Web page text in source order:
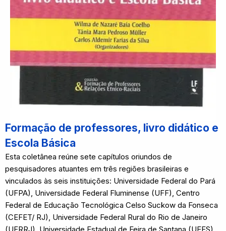
Formação de professores, livro didático e
Escola Básica
Esta coletânea reúne sete capítulos oriundos de
pesquisadores atuantes em três regiões brasileiras e
vinculados às seis instituições: Universidade Federal do Pará
(UFPA), Universidade Federal Fluminense (UFF), Centro
Federal de Educação Tecnológica Celso Suckow da Fonseca
(CEFET/ RJ), Universidade Federal Rural do Rio de Janeiro